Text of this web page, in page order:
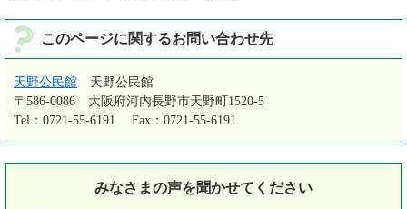
このページに関するお問い合わせ先
天野公民館
天野公民館
〒586-0086
大阪府河内長野市天野町1520-5
Tel：0721-55-6191
Fax：0721-55-6191
みなさまの声を聞かせてください